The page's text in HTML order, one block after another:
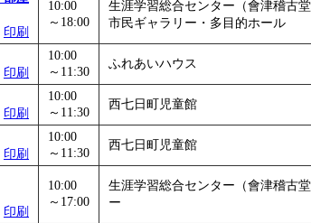
印刷
10:00
～18:00
生涯学習総合センター（會津稽古堂
市民ギャラリー・多目的ホール
印刷
10:00
～11:30
ふれあいハウス
印刷
10:00
～11:30
西七日町児童館
印刷
10:00
～11:30
西七日町児童館
印刷
10:00
～17:00
生涯学習総合センター（會津稽古
ー